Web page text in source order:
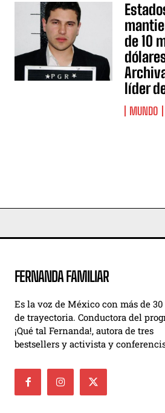
de 10
líder
MUNDO
FERNANDA FAMILIAR
Es la voz de México con más de 30
de trayectoria. Conductora del
¡Qué tal Fernanda!, autora de tres
bestsellers y activista y